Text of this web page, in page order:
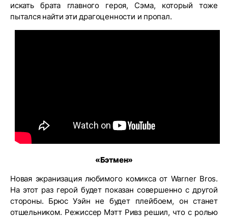
искать брата главного героя, Сэма, который тоже
пытался найти эти драгоценности и пропал.
«Бэтмен»
Новая экранизация любимого комикса от Warner Bros.
На этот раз герой будет показан совершенно с другой
стороны. Брюс Уэйн не будет плейбоем, он станет
отшельником. Режиссер Мэтт Ривз решил, что с ролью